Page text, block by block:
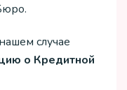
случае
о Кредитной